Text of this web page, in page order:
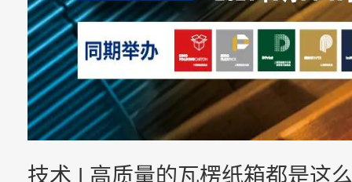
技术 | 高质量的瓦楞纸箱都是这